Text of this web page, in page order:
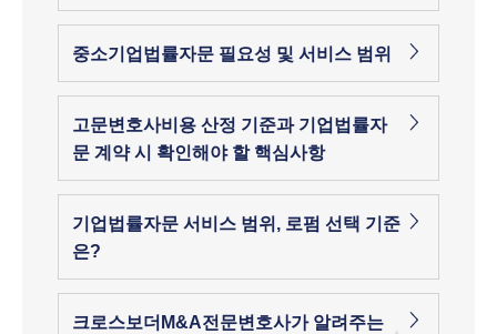
중소기업법률자문 필요성 및 서비스 범위
고문변호사비용 산정 기준과 기업법률자
문 계약 시 확인해야 할 핵심사항
기업법률자문 서비스 범위, 로펌 선택 기준
은?
크로스보더M&A전문변호사가 알려주는